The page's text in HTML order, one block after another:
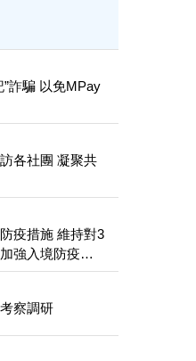
詐騙 以免MPay
各社團 凝聚共
疫措施 維持對3
強入境防疫措
察調研